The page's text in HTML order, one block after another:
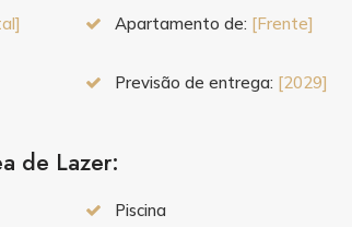
Apartamento de: [Frente]
Previsão de entrega: [2029]
de Lazer:
Piscina